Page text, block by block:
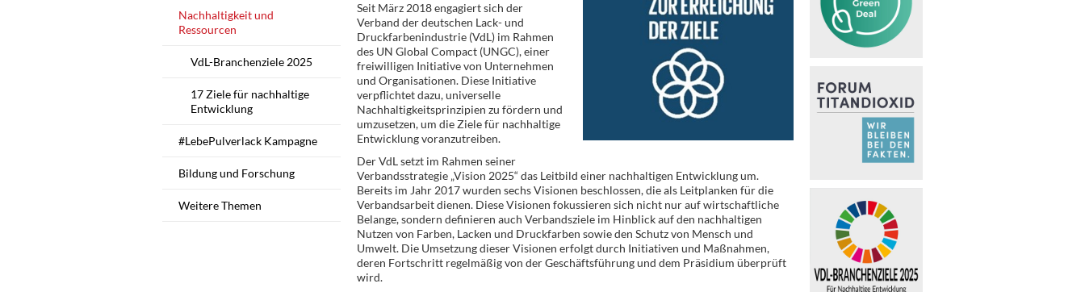
Nachhaltigkeit und
Ressourcen
VdL-Branchenziele 2025
17 Ziele für nachhaltige
Entwicklung
#LebePulverlack Kampagne
Bildung und Forschung
Weitere Themen
Seit März 2018 engagiert sich der
Verband der deutschen Lack- und
Druckfarbenindustrie (VdL) im Rahmen
des UN Global Compact (UNGC), einer
freiwilligen Initiative von Unternehmen
und Organisationen. Diese Initiative
verpflichtet dazu, universelle
Nachhaltigkeitsprinzipien zu fördern und
umzusetzen, um die Ziele für nachhaltige
Entwicklung voranzutreiben.
Der VdL setzt im Rahmen seiner
Verbandsstrategie „Vision 2025“ das Leitbild einer nachhaltigen Entwicklung um.
Bereits im Jahr 2017 wurden sechs Visionen beschlossen, die als Leitplanken für die
Verbandsarbeit dienen. Diese Visionen fokussieren sich nicht nur auf wirtschaftliche
Belange, sondern definieren auch Verbandsziele im Hinblick auf den nachhaltigen
Nutzen von Farben, Lacken und Druckfarben sowie den Schutz von Mensch und
Umwelt. Die Umsetzung dieser Visionen erfolgt durch Initiativen und Maßnahmen,
deren Fortschritt regelmäßig von der Geschäftsführung und dem Präsidium überprüft
wird.